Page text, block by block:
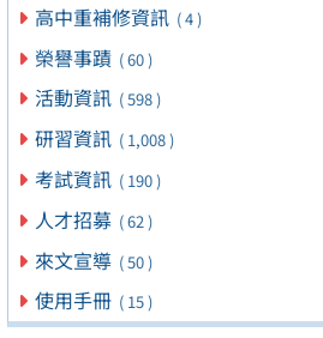
高中重補修資訊 ( 4 )
榮譽事蹟 ( 60 )
活動資訊 ( 598 )
研習資訊 ( 1,008 )
考試資訊 ( 190 )
人才招募 ( 62 )
來文宣導 ( 50 )
使用手冊 ( 15 )